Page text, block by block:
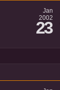
Jan
2002
23